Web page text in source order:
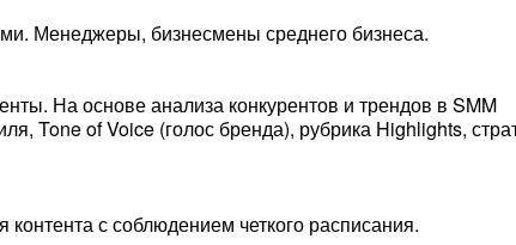
Менеджеры, бизнесмены среднего бизнеса.
На основе анализа конкурентов и трендов в SMM
Tone of Voice (голос бренда), рубрика Highlights,
контента с соблюдением четкого расписания.